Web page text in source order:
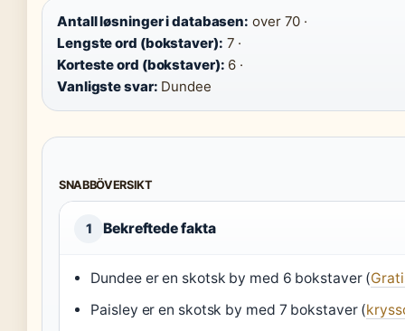
Antall løsninger i databasen: over 70 ·
Lengste ord (bokstaver): 7 ·
Korteste ord (bokstaver): 6 ·
Vanligste svar: Dundee
SNABBÖVERSIKT
1 Bekreftede fakta
Dundee er en skotsk by med 6 bokstaver (
Paisley er en skotsk by med 7 bokstaver (